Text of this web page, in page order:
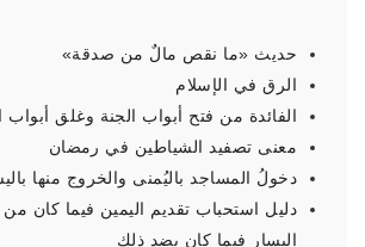
حديث «ما نقص مالٌ من صدقة»
الرق في الإسلام
الفائدة من فتح أبواب الجنة وغلق
معنى تصفيد الشياطين في رمضان
دخولُ المساجد باليُمنى والخروج منها
دليل استحباب تقديم اليمين فيما كان من
اليسار فيما كان بضد ذلك